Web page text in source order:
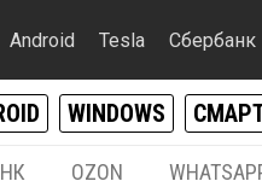
Android Tesla Сбербанк
WINDOWS
OZON